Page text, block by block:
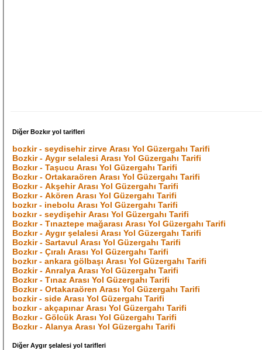
Diğer Bozkır yol tarifleri
bozkir - seydisehir zirve Arası Yol Güzergahı Tarifi
Bozkir - Aygır selalesi Arası Yol Güzergahı Tarifi
Bozkır - Taşucu Arası Yol Güzergahı Tarifi
Bozkır - Ortakaraören Arası Yol Güzergahı Tarifi
Bozkır - Akşehir Arası Yol Güzergahı Tarifi
Bozkır - Akören Arası Yol Güzergahı Tarifi
bozkır - inebolu Arası Yol Güzergahı Tarifi
bozkır - seydişehir Arası Yol Güzergahı Tarifi
Bozkır - Tınaztepe mağarası Arası Yol Güzergahı Tarifi
Bozkır - Aygır şelalesi Arası Yol Güzergahı Tarifi
Bozkir - Sartavul Arası Yol Güzergahı Tarifi
Bozkır - Çıralı Arası Yol Güzergahı Tarifi
bozkır - ankara gölbaşı Arası Yol Güzergahı Tarifi
Bozkir - Anralya Arası Yol Güzergahı Tarifi
Bozkır - Tınaz Arası Yol Güzergahı Tarifi
Bozkır - Ortakaraören Arası Yol Güzergahı Tarifi
bozkir - side Arası Yol Güzergahı Tarifi
bozkır - akçapınar Arası Yol Güzergahı Tarifi
Bozkır - Gölcük Arası Yol Güzergahı Tarifi
Bozkır - Alanya Arası Yol Güzergahı Tarifi
Diğer Aygır şelalesi yol tarifleri